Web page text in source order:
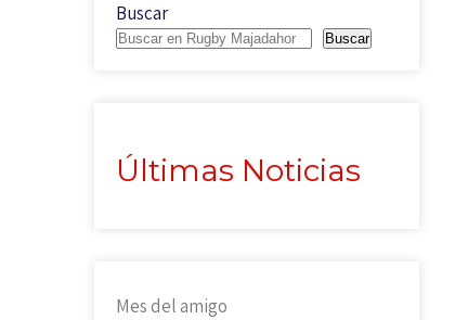
Buscar
Buscar
Últimas Noticias
Mes del amigo